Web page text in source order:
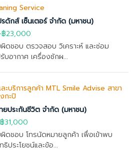
Service
ดักส์ เซ็นเตอร์ จำกัด (มหาชน)
฿23,000
ดชอบ ตรวจสอบ วิเคราะห์ และซ่อม
บอากาศ เครื่องซักผ...
ละบริการลูกค้า MTL Smile Advise สาขา
กะปิ
ยประกันชีวิต จำกัด (มหาชน)
31,000
ดชอบ โทรนัดหมายลูกค้า เพื่อเข้าพบ
ประโยชน์และข้อ...